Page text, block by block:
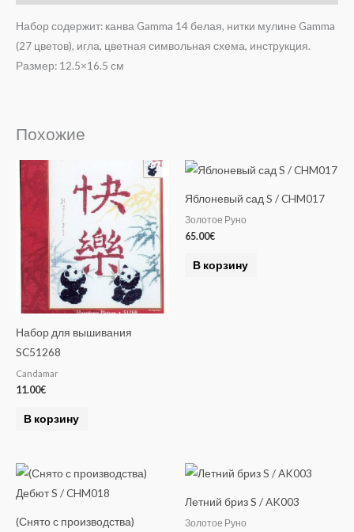
Набор содержит: канва Gamma 14 белая, нитки мулине Gamma
(27 цветов), игла, цветная символьная схема, инструкция.
Размер: 12.5×16.5 см
Похожие
Набор для вышивания
SC51268
Candamar
11.00€
В корзину
Яблоневый сад S / CHM017
Золотое Руно
65.00€
В корзину
(Снято с производства)
Летний бриз S / AK003
Золотое Руно